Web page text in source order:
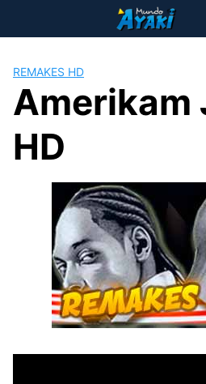
REMAKES HD
Amerikam
HD